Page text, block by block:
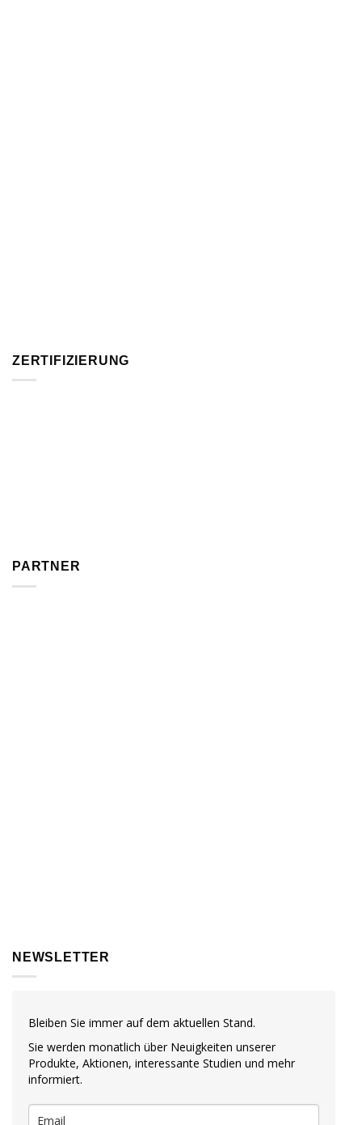
ZERTIFIZIERUNG
PARTNER
NEWSLETTER
Bleiben Sie immer auf dem aktuellen Stand.
Sie werden monatlich über Neuigkeiten unserer
Produkte, Aktionen, interessante Studien und mehr
informiert.